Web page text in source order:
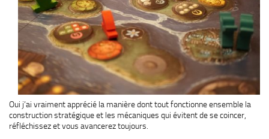
Oui j’ai vraiment apprécié la manière dont tout fonctionne ensemble la
construction stratégique et les mécaniques qui évitent de se coincer,
réfléchissez et vous avancerez toujours.